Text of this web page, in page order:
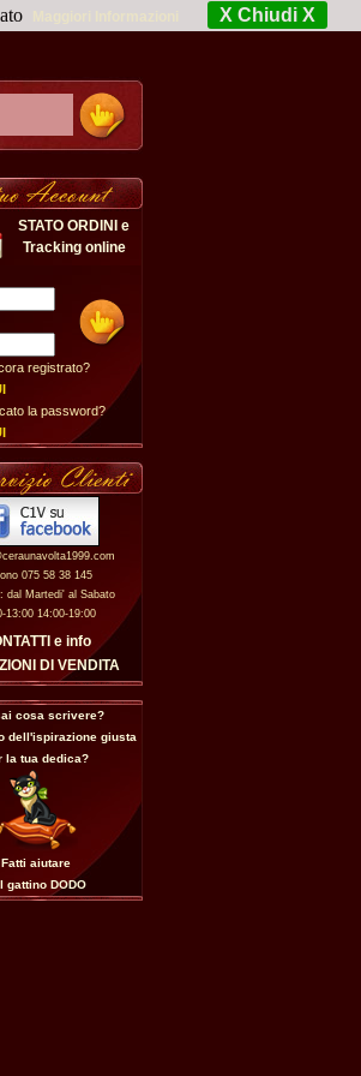
STATO ORDINI e
Tracking online
registrato?
la password?
075 58 38 145
dal Martedi' al Sabato
13:00 14:00-19:00
e info
DI VENDITA
cosa scrivere?
dell'ispirazione giusta
la tua dedica?
Fatti aiutare
gattino DODO
X Chiudi X